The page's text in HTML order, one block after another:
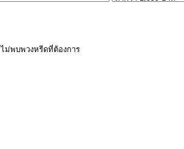
ไม่พบพวงหรีดที่ต้องการ